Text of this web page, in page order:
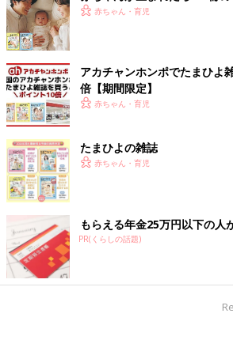
赤ちゃん・育児
アカチャンホンポでたまひよ
倍【期間限定】
赤ちゃん・育児
たまひよの雑誌
赤ちゃん・育児
もらえる年金25万円以下の人
PR(くらしの話題)